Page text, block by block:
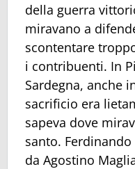
della guerra
miravano a
scontentare
i contribuenti. In
Sardegna, anche
sacrificio era
sapeva dove
santo.
da Agostino